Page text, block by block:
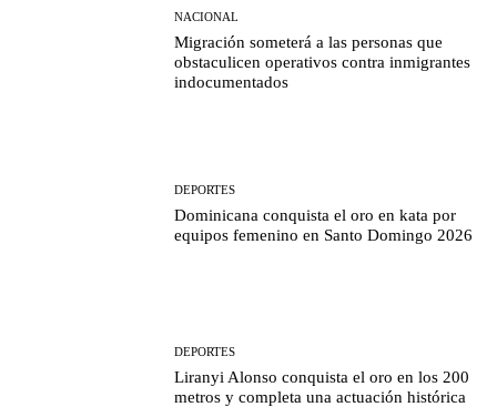
NACIONAL
Migración someterá a las personas que
obstaculicen operativos contra inmigrantes
indocumentados
DEPORTES
Dominicana conquista el oro en kata por
equipos femenino en Santo Domingo 2026
DEPORTES
Liranyi Alonso conquista el oro en los 200
metros y completa una actuación histórica